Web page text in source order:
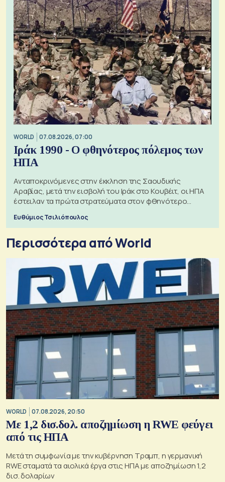
WORLD 07.08.2026, 07:00
Ιράκ 1990 - Ο φθηνότερος πόλεμος των
ΗΠΑ
Ανταποκρινόμενες στην έκκληση της Σαουδικής
Αραβίας, μετά την εισβολή του Ιράκ στο Κουβέιτ, οι ΗΠΑ
έστειλαν τα πρώτα στρατεύματα στον φθηνότερο
πόλεμο της ιστορίας τους
Ευθύμιος Τσιλιόπουλος
Περισσότερα από World
WORLD 07.08.2026, 20:50
Με 1,2 δισ.δολ. αποζημίωση η RWE φεύγει
από τις ΗΠΑ
Μετά τη συμφωνία με την κυβέρνηση Τραμπ, η γερμανική
RWE σταματά τα αιολικά έργα στις ΗΠΑ με αποζημίωση 1,2
δισ. δολαρίων